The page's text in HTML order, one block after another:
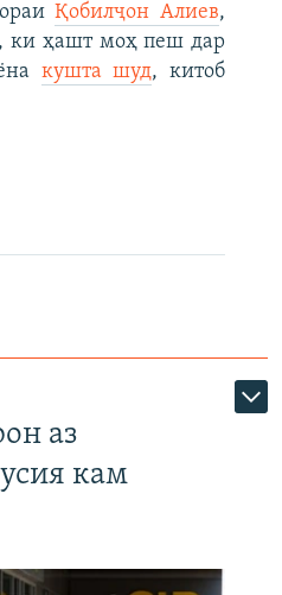
Қобилҷон Алиев,
ки ҳашт моҳ пеш дар
кушта шуд, китоб
аз
кам